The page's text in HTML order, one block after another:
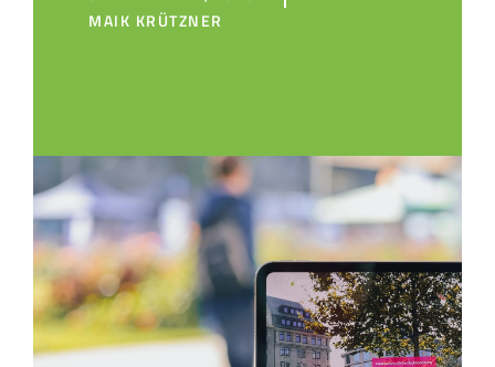
MAIK KRÜTZNER